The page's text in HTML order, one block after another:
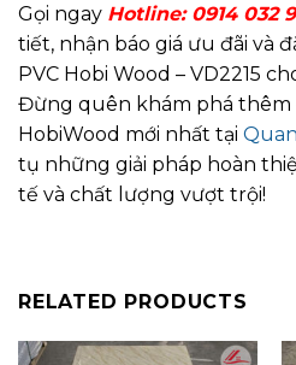
Gọi ngay Hotline: 0914 032
tiết, nhận báo giá ưu đãi và
PVC Hobi Wood – VD2215
Đừng quên khám phá thêm
HobiWood mới nhất tại
tụ những giải pháp hoàn
tế và chất lượng vượt trội!
RELATED PRODUCTS